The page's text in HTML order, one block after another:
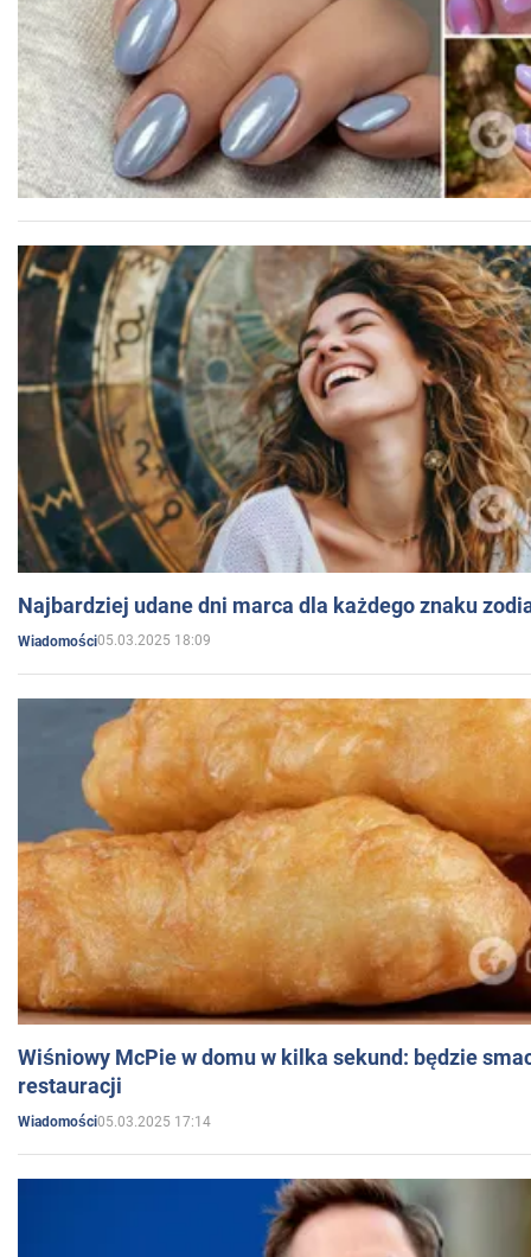
Najbardziej udane dni marca dla każdego znaku
Wiadomości05.03.2025 18:09
Wiśniowy McPie w domu w kilka sekund: będzie
restauracji
Wiadomości05.03.2025 17:14